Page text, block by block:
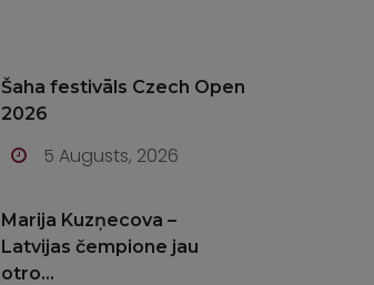
Šaha festivāls Czech Open
2026
5 Augusts, 2026
Marija Kuzņecova –
Latvijas čempione jau
otro...